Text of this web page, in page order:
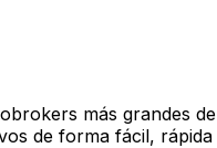
más grandes de
de forma fácil, rápida